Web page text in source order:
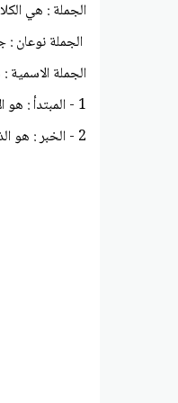
الجملة : هي
الجملة نوعان
الجملة الاسمية
1 - المبتدأ : هو الاسم الذي يقع في أول الجملة ، لكي نحكم عليه بحكم ما .
2 - الخبر : هو الذي يكمل الجملة مع المبتدأ ويتمم معناها الرئيسي